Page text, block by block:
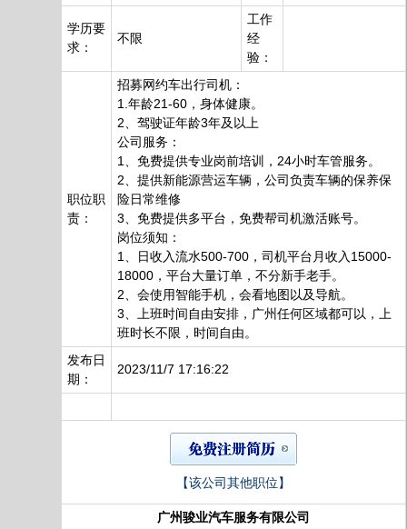
学历要
求：
不限
工作
经
验：
职位职
责：
招募网约车出行司机：
1.年龄21-60，身体健康。
2、驾驶证年龄3年及以上
公司服务：
1、免费提供专业岗前培训，24小时车管服务。
2、提供新能源营运车辆，公司负责车辆的保养保
险日常维修
3、免费提供多平台，免费帮司机激活账号。
岗位须知：
1、日收入流水500-700，司机平台月收入15000-
18000，平台大量订单，不分新手老手。
2、会使用智能手机，会看地图以及导航。
3、上班时间自由安排，广州任何区域都可以，上
班时长不限，时间自由。
发布日
期：
2023/11/7 17:16:22
【该公司其他职位】
广州骏业汽车服务有限公司